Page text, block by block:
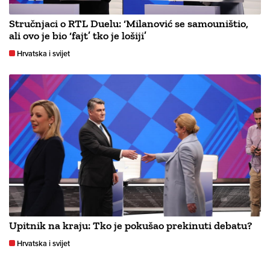
Stručnjaci o RTL Duelu: ‘Milanović se samouništio,
ali ovo je bio ‘fajt’ tko je lošiji’
Hrvatska i svijet
Upitnik na kraju: Tko je pokušao prekinuti debatu?
Hrvatska i svijet